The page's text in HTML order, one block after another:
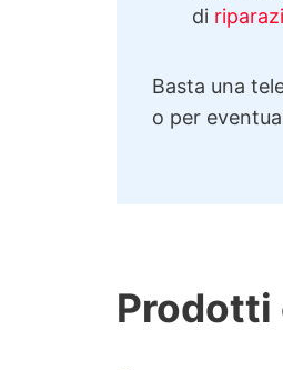
di
Basta una
o per
Prodotti